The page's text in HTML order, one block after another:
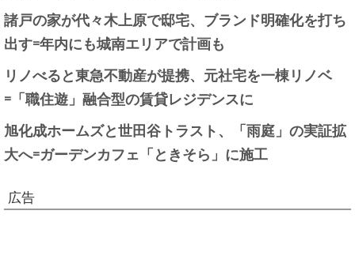
諸戸の家が代々木上原で邸宅、ブランド明確化を打ち
出す=年内にも城南エリアで計画も
リノべると東急不動産が提携、元社宅を一棟リノベ
=「職住遊」融合型の賃貸レジデンスに
旭化成ホームズと世田谷トラスト、「雨庭」の実証拡
大へ=ガーデンカフェ「ときそら」に施工
広告